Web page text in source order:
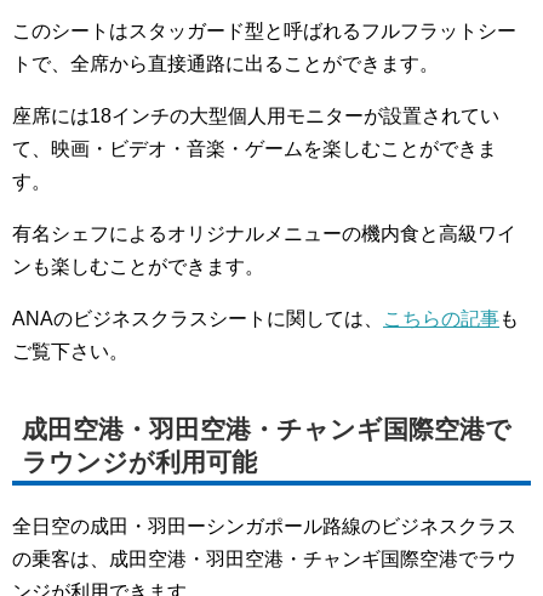
このシートはスタッガード型と呼ばれるフルフラットシー
トで、全席から直接通路に出ることができます。
座席には18インチの大型個人用モニターが設置されてい
て、映画・ビデオ・音楽・ゲームを楽しむことができま
す。
有名シェフによるオリジナルメニューの機内食と高級ワイ
ンも楽しむことができます。
ANAのビジネスクラスシートに関しては、 こちらの記事も
ご覧下さい。
成田空港・羽田空港・チャンギ国際空港で
ラウンジが利用可能
全日空の成田・羽田ーシンガポール路線のビジネスクラス
の乗客は、成田空港・羽田空港・チャンギ国際空港でラウ